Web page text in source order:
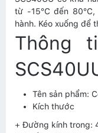
từ -15°C đến
hành. Kéo xuống để
Thông
Tên sản phẩm:
Kích thước
+ Đường kính trong: